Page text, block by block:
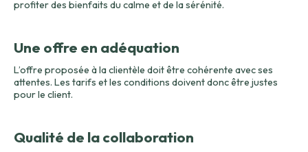
profiter des bienfaits du calme et de la sérénité.
Une offre en adéquation
L’offre proposée à la clientèle doit être cohérente avec ses
attentes. Les tarifs et les conditions doivent donc être justes
pour le client.
Qualité de la collaboration